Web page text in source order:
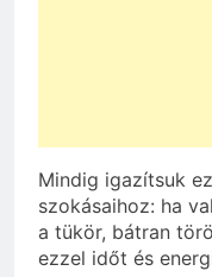
Mindig igazítsuk
szokásaihoz: ha
a tükör, bátran
ezzel időt és